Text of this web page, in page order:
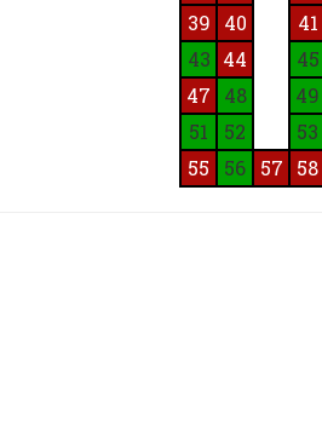
39
40 41
43 44 45
47
48 49
51
52 53
55
56 57 58